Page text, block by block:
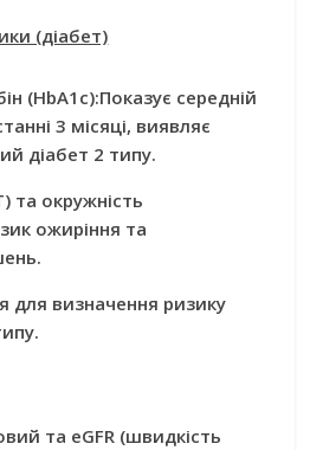
(діабет)
(HbA1c):Показує середній
3 місяці, виявляє
діабет 2 типу.
та окружність
ожиріння та
для визначення ризику
та eGFR (швидкість